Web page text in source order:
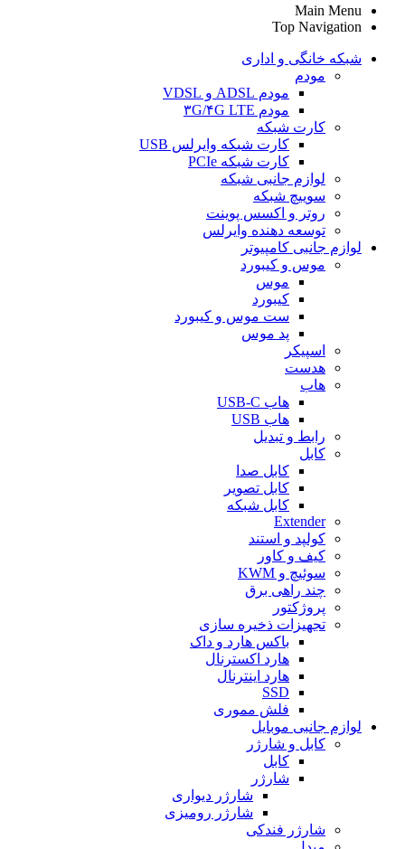
Main Menu
Top Navigation
شبکه خانگی و اداری
مودم
مودم ADSL و VDSL
مودم ۳G/۴G LTE
کارت شبکه
کارت شبکه وایرلس USB
کارت شبکه PCIe
لوازم جانبی شبکه
سوییچ شبکه
روتر و اکسس پوینت
توسعه دهنده وایرلس
لوازم جانبی کامپیوتر
موس و کیبورد
موس
کیبورد
ست موس و کیبورد
پد موس
اسپیکر
هدست
هاب
هاب USB-C
هاب USB
رابط و تبدیل
کابل
کابل صدا
کابل تصویر
کابل شبکه
Extender
کولپد و استند
کیف و کاور
سوئیچ و KWM
چند راهی برق
پروژکتور
تجهیزات ذخیره سازی
باکس هارد و داک
هارد اکسترنال
هارد اینترنال
SSD
فلش مموری
لوازم جانبی موبایل
کابل و شارژر
کابل
شارژر
شارژر دیواری
شارژر رومیزی
شارژر فندکی